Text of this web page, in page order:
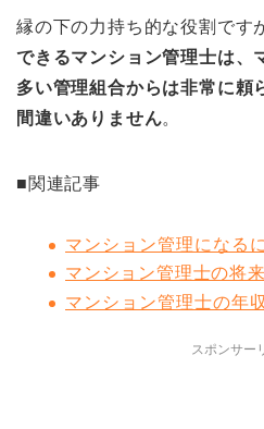
縁の下の力持ち的な役割です
できるマンション管理士は、
多い管理組合からは非常に頼
間違いありません。
■関連記事
マンション管理になる
マンション管理士の将
マンション管理士の年収
スポンサー